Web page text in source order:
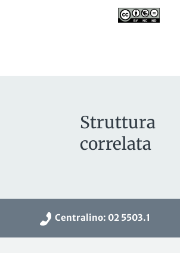
Struttura
correlata
Centralino: 02 5503.1